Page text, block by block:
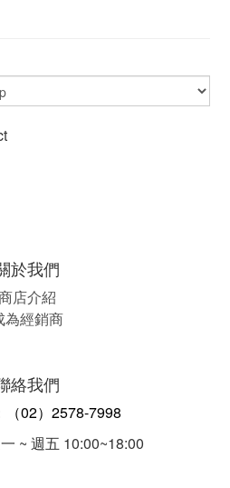
於我們
店介紹
為經銷商
絡我們
（02）2578-7998
一 ~ 週五 10:00~18:00